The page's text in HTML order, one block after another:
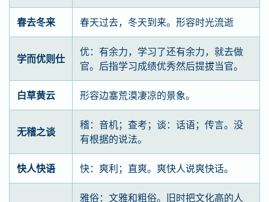
春去冬来 春天过去，冬天到来。形容时光流逝
学而优则仕
优：有余力，学习了还有余力，就去做
官。后指学习成绩优秀然后提拔当官。
白草黄云 形容边塞荒漠凄凉的景象。
无稽之谈
稽：音机；查考；谈：话语；传言。没
有根据的说法。
快人快语 快：爽利；直爽。爽快人说爽快话。
雅俗：文雅和粗俗。旧时把文化高的人